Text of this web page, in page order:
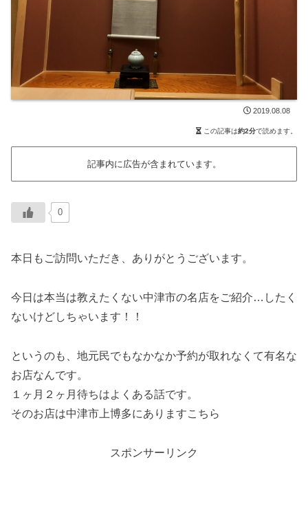
2019.08.08
この記事は約2分で読めます。
記事内に広告が含まれています。
0
本日もご訪問いただき、ありがとうございます。
今日は本当は教えたくない中津市の名店をご紹介…したく
ないけどしちゃいます！！
というのも、地元民でもなかなか予約が取れなくて有名な
お店なんです。
１ヶ月２ヶ月待ちはよくある話です。
そのお店は中津市上博多にありますこちら
スポンサーリンク